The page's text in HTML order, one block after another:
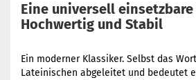
Eine universell
Hochwertig und Stabil
Ein moderner Klassiker. Selbst das
Lateinischen abgeleitet und bedeutet